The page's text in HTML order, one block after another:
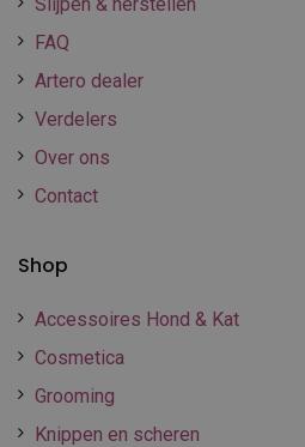
FAQ
Artero dealer
Verdelers
Over ons
Contact
Shop
Accessoires Hond & Kat
Cosmetica
Grooming
Knippen en scheren